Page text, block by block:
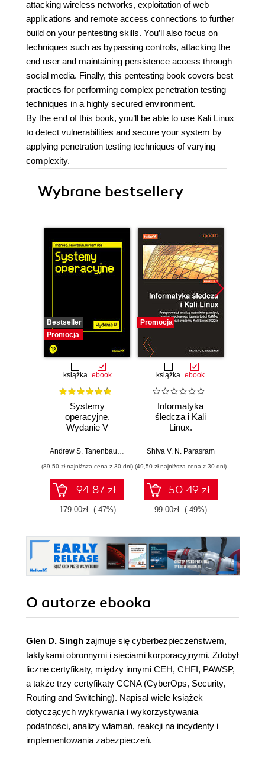
attacking wireless networks, exploitation of web
applications and remote access connections to further
build on your pentesting skills. You’ll also focus on
techniques such as bypassing controls, attacking the
end user and maintaining persistence access through
social media. Finally, this pentesting book covers best
practices for performing complex penetration testing
techniques in a highly secured environment.
By the end of this book, you’ll be able to use Kali Linux
to detect vulnerabilities and secure your system by
applying penetration testing techniques of varying
complexity.
Wybrane bestsellery
Bestseller
Promocja
książka ebook
Systemy
operacyjne.
Wydanie V
Andrew S. Tanenbaum, Herbert Bos
(89,50 zł najniższa cena z 30 dni)
94.87 zł
179.00zł (-47%)
Promocja
książka ebook
Informatyka
śledcza i Kali
Linux.
analizy nośników
sieciowego i
zawartości RAM-u
za pomocą
narzędzi systemu
Kali Linux 2022.x.
Shiva V. N. Parasram
(49,50 zł najniższa cena z 30 dni)
50.49 zł
99.00zł (-49%)
O autorze ebooka
Glen D. Singh zajmuje się cyberbezpieczeństwem,
taktykami obronnymi i sieciami korporacyjnymi. Zdobył
liczne certyfikaty, między innymi CEH, CHFI, PAWSP,
a także trzy certyfikaty CCNA (CyberOps, Security,
Routing and Switching). Napisał wiele książek
dotyczących wykrywania i wykorzystywania
podatności, analizy włamań, reakcji na incydenty i
implementowania zabezpieczeń.